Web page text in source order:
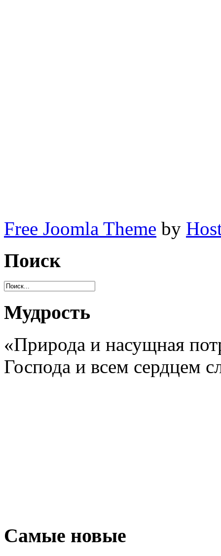
Free Joomla Theme by
Поиск
Мудрость
«Природа и насущная
Господа и всем сердцем
Самые новые